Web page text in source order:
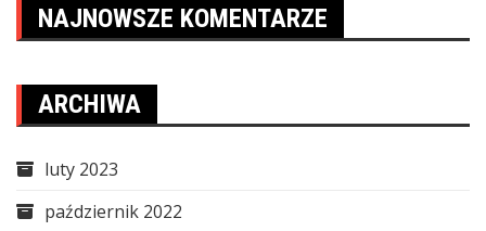
NAJNOWSZE KOMENTARZE
ARCHIWA
luty 2023
październik 2022